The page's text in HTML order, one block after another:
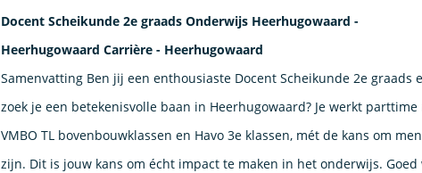
Docent Scheikunde 2e graads Onderwijs Heerhugowaard -
Heerhugowaard Carrière - Heerhugowaard
Samenvatting Ben jij een enthousiaste Docent Scheikunde 2e graads
zoek je een betekenisvolle baan in Heerhugowaard? Je werkt parttime
VMBO TL bovenbouwklassen en Havo 3e klassen, mét de kans om
zijn. Dit is jouw kans om écht impact te maken in het onderwijs. Goed